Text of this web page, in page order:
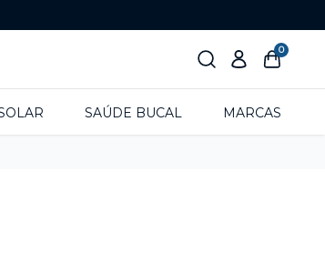
0
SAÚDE BUCAL MARCAS